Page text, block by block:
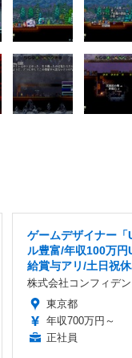
ゲームデザイナー
ル豊富/年収100万
給賞与アリ/土日祝
株式会社コンフィデ
東京都
年収700万円～
正社員